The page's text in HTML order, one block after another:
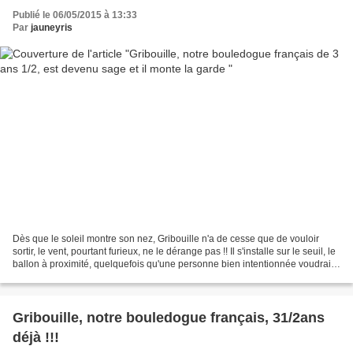
Publié le 06/05/2015 à 13:33
Par jauneyris
Dès que le soleil montre son nez, Gribouille n'a de cesse que de vouloir
sortir, le vent, pourtant furieux, ne le dérange pas !! Il s'installe sur le seuil, le
ballon à proximité, quelquefois qu'une personne bien intentionnée voudrait
Gribouille, notre bouledogue français, 31/2ans
déjà !!!